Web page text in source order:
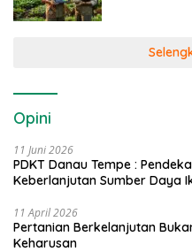
Opini
11 Juni 2026
PDKT Danau Tempe :
Keberlanjutan Sumber Daya
11 April 2026
Pertanian Berkelanjutan
Keharusan